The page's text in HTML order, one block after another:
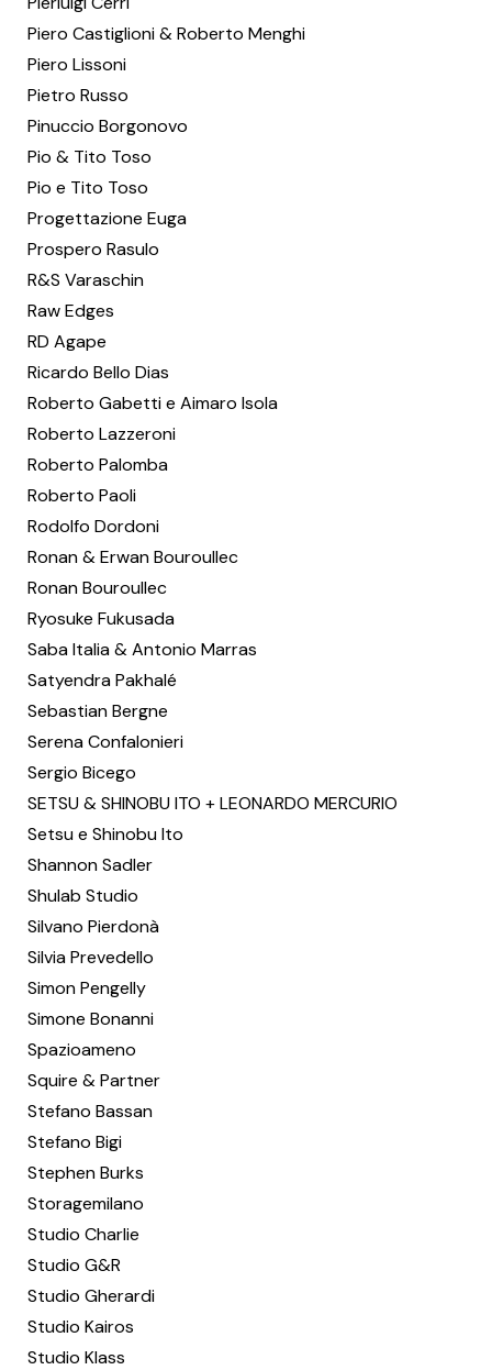
Piero Castiglioni & Roberto Menghi
Piero Lissoni
Pietro Russo
Pinuccio Borgonovo
Pio & Tito Toso
Pio e Tito Toso
Progettazione Euga
Prospero Rasulo
R&S Varaschin
Raw Edges
RD Agape
Ricardo Bello Dias
Roberto Gabetti e Aimaro Isola
Roberto Lazzeroni
Roberto Palomba
Roberto Paoli
Rodolfo Dordoni
Ronan & Erwan Bouroullec
Ronan Bouroullec
Ryosuke Fukusada
Saba Italia & Antonio Marras
Satyendra Pakhalé
Sebastian Bergne
Serena Confalonieri
Sergio Bicego
SETSU & SHINOBU ITO + LEONARDO MERCURIO
Setsu e Shinobu Ito
Shannon Sadler
Shulab Studio
Silvano Pierdonà
Silvia Prevedello
Simon Pengelly
Simone Bonanni
Spazioameno
Squire & Partner
Stefano Bassan
Stefano Bigi
Stephen Burks
Storagemilano
Studio Charlie
Studio G&R
Studio Gherardi
Studio Kairos
Studio Klass